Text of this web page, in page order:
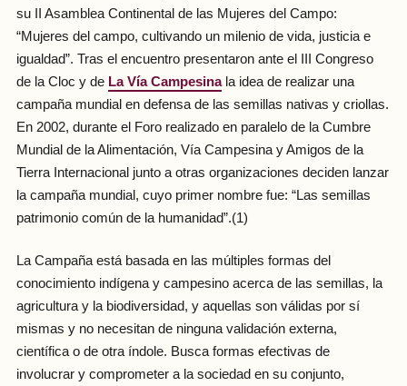
su II Asamblea Continental de las Mujeres del Campo:
“Mujeres del campo, cultivando un milenio de vida, justicia e
igualdad”. Tras el encuentro presentaron ante el III Congreso
de la Cloc y de La Vía Campesinala idea de realizar una
campaña mundial en defensa de las semillas nativas y criollas.
En 2002, durante el Foro realizado en paralelo de la Cumbre
Mundial de la Alimentación, Vía Campesina y Amigos de la
Tierra Internacional junto a otras organizaciones deciden lanzar
la campaña mundial, cuyo primer nombre fue: “Las semillas
patrimonio común de la humanidad”.(1)
La Campaña está basada en las múltiples formas del
conocimiento indígena y campesino acerca de las semillas, la
agricultura y la biodiversidad, y aquellas son válidas por sí
mismas y no necesitan de ninguna validación externa,
científica o de otra índole. Busca formas efectivas de
involucrar y comprometer a la sociedad en su conjunto,